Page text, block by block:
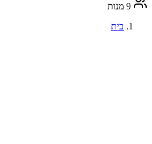
9 מנות
בית